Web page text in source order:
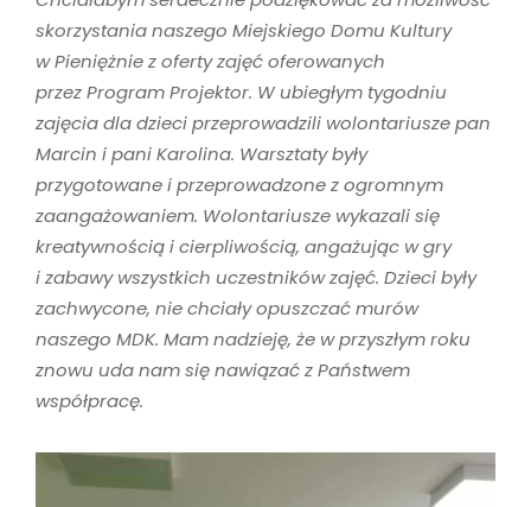
skorzystania naszego Miejskiego Domu Kultury
w Pieniężnie z oferty zajęć oferowanych
przez Program Projektor. W ubiegłym tygodniu
zajęcia dla dzieci przeprowadzili wolontariusze pan
Marcin i pani Karolina. Warsztaty były
przygotowane i przeprowadzone z ogromnym
zaangażowaniem. Wolontariusze wykazali się
kreatywnością i cierpliwością, angażując w gry
i zabawy wszystkich uczestników zajęć. Dzieci były
zachwycone, nie chciały opuszczać murów
naszego MDK. Mam nadzieję, że w przyszłym roku
znowu uda nam się nawiązać z Państwem
współpracę.